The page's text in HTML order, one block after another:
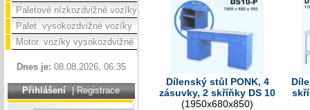
Paletové nízkozdvižné vozíky
Palet. vysokozdvižné vozíky
Motor. vozíky vysokozdvižné
Dnes je: 08.08.2026, 06:35
Přihlášení |Registrace
Dílenský stůl PONK, 4
zásuvky, 2 skříňky DS 10
(1950x680x850)